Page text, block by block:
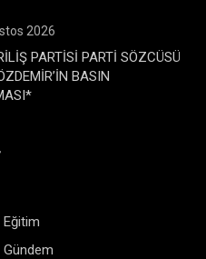
2026
PARTİSİ PARTİ SÖZCÜSÜ
BASIN
Eğitim
Gündem